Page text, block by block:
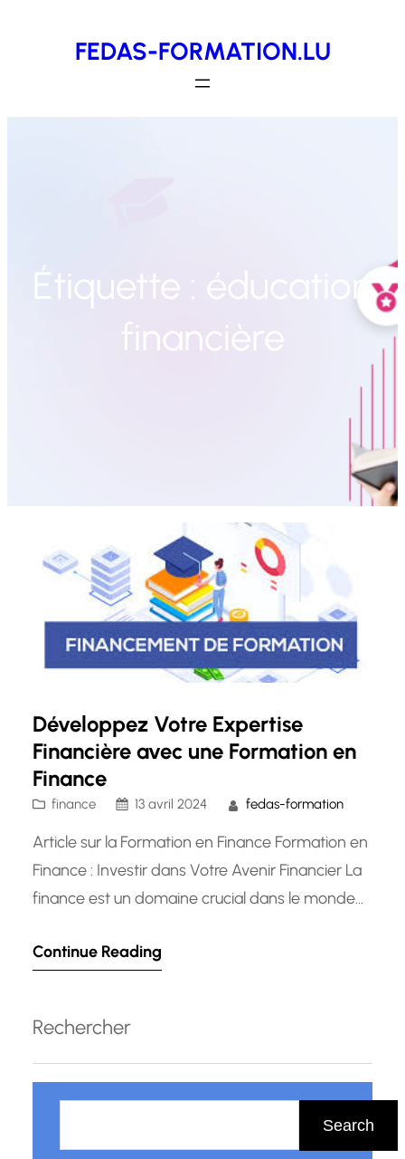
FEDAS-FORMATION.LU
Étiquette : éducation
financière
Développez Votre Expertise
Financière avec une Formation en
Finance
finance 13 avril 2024 fedas-formation
Article sur la Formation en Finance Formation en
Finance : Investir dans Votre Avenir Financier La
finance est un domaine crucial dans le monde
professionnel cherchant à approfondir vos
une formation en finance…
Continue Reading
Rechercher
Search